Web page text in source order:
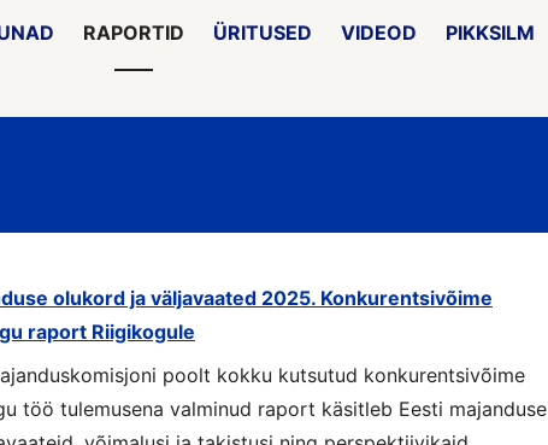
RAPORTID ÜRITUSED VIDEOD PIKKSILM
olukord ja väljavaated 2025. Konkurentsivõime
raport Riigikogule
poolt kokku kutsutud konkurentsivõime
töö tulemusena valminud raport käsitleb Eesti majanduse